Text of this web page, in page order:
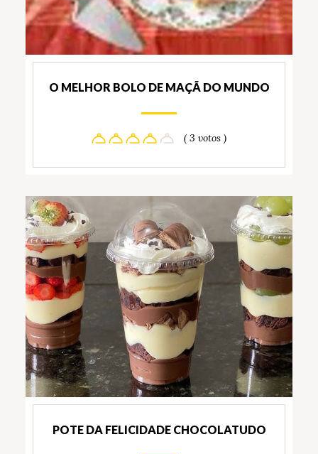
O MELHOR BOLO DE MAÇÃ DO MUNDO
( 3 votos )
POTE DA FELICIDADE CHOCOLATUDO